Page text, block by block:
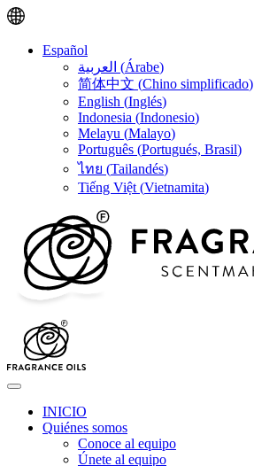
Español
العربية (Árabe)
简体中文 (Chino simplificado)
English (Inglés)
Indonesia (Indonesio)
Melayu (Malayo)
Português (Portugués, Brasil)
ไทย (Tailandés)
Tiếng Việt (Vietnamita)
INICIO
Quiénes somos
Conoce al equipo
Únete al equipo